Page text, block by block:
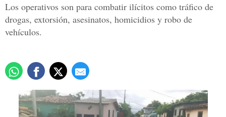
Los operativos son para combatir ilícitos como tráfico de
drogas, extorsión, asesinatos, homicidios y robo de
vehículos.